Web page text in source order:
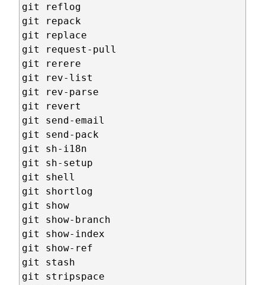
git reflog
git repack
git replace
git request-pull
git rerere
git rev-list
git rev-parse
git revert
git send-email
git send-pack
git sh-i18n
git sh-setup
git shell
git shortlog
git show
git show-branch
git show-index
git show-ref
git stash
git stripspace